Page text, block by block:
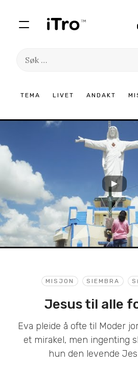
TEMA LIVET ANDAKT
Søk
innhold
MISJON SIEMBRA
Jesus til alle
Eva pleide å ofte til Moder
et mirakel, men ingenting
hun den levende